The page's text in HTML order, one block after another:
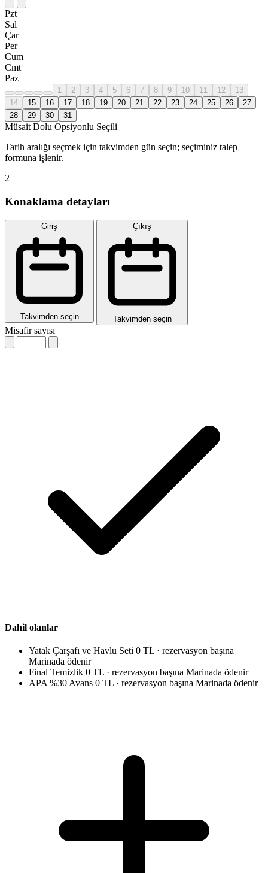
Pzt
Sal
Çar
Per
Cum
Cmt
Paz
1 2 3 4 5 6 7 8 9 10 11 12
13
14
15 16 17 18 19 20 21 22 23 24 25 26
27
28
29 30 31
Müsait Dolu Opsiyonlu Seçili
Tarih aralığı seçmek için takvimden gün seçin; seçiminiz talep
formuna işlenir.
2
Konaklama detayları
Giriş
Takvimden seçin
Çıkış
Takvimden seçin
Misafir sayısı
Dahil olanlar
Yatak Çarşafı ve Havlu Seti 0 TL · rezervasyon başına
Marinada ödenir
Final Temizlik 0 TL · rezervasyon başına Marinada ödenir
APA %30 Avans 0 TL · rezervasyon başına Marinada ödenir